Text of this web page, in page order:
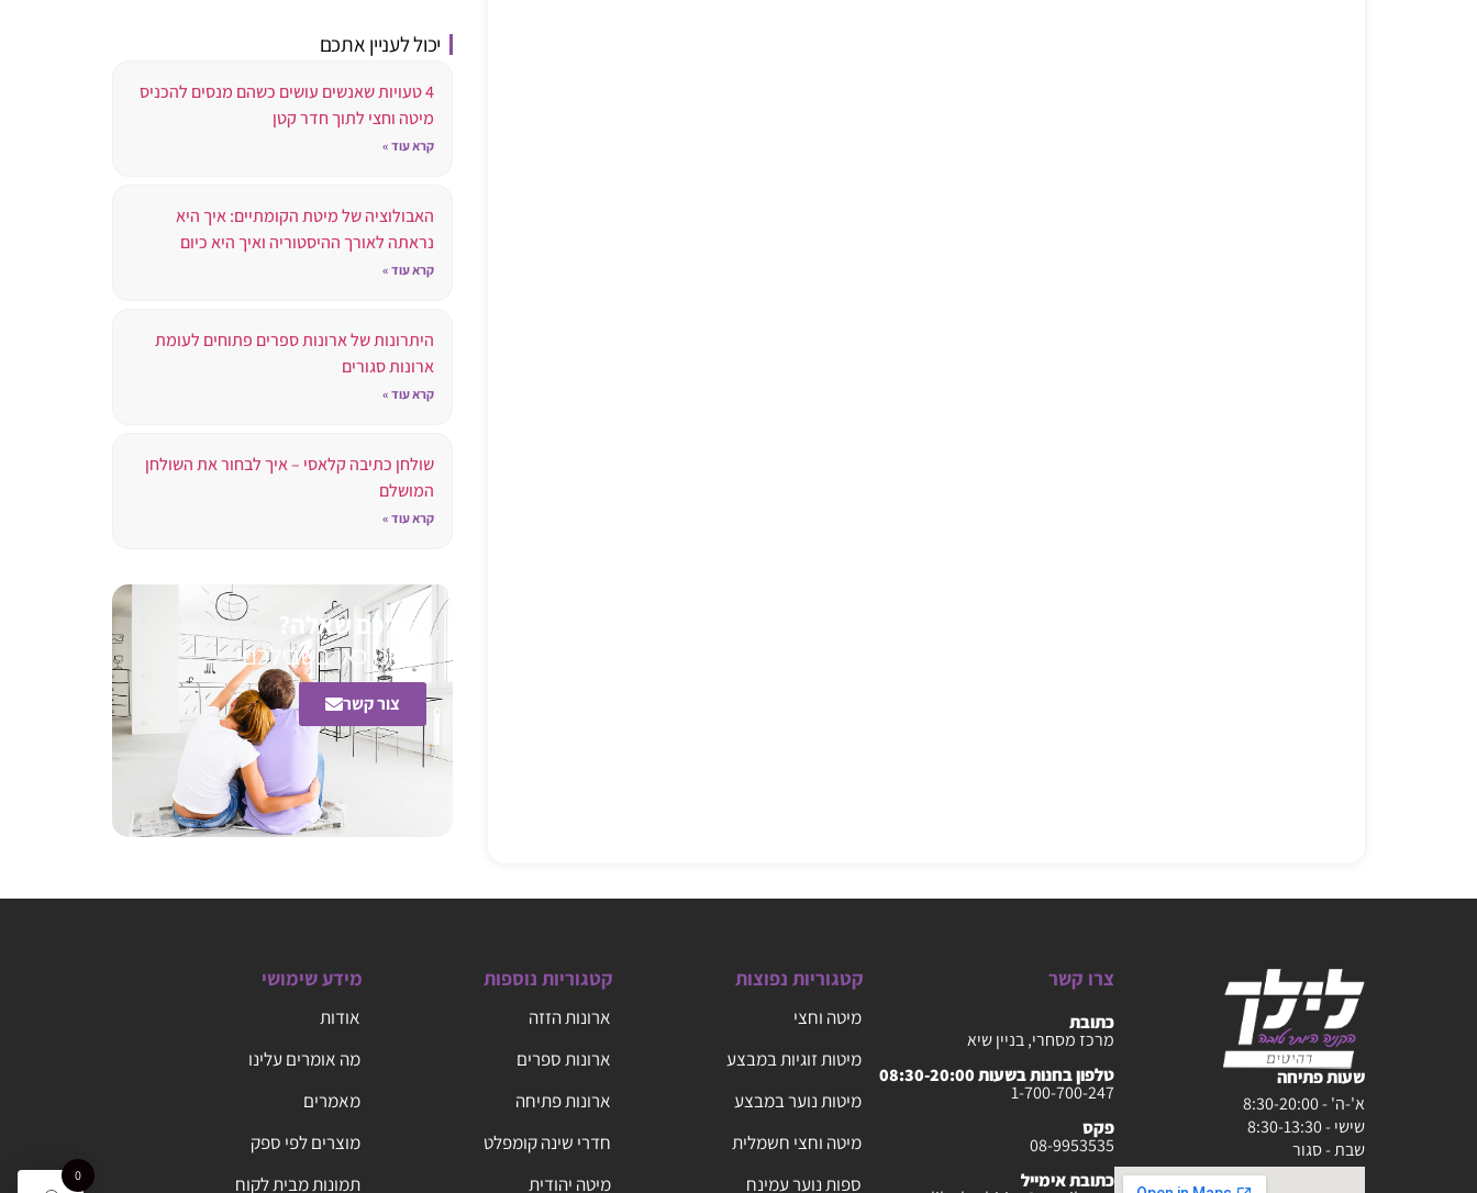
יכול לעניין אתכם
4 טעויות שאנשים עושים כשהם מנסים להכניס
מיטה וחצי לתוך חדר קטן
קרא עוד »
האבולוציה של מיטת הקומתיים: איך היא
נראתה לאורך ההיסטוריה ואיך היא כיום
קרא עוד »
היתרונות של ארונות ספרים פתוחים לעומת
ארונות סגורים
קרא עוד »
שולחן כתיבה קלאסי – איך לבחור את השולחן
המושלם
קרא עוד »
יש לכם שאלה?
אנחנו כאן בשבילכם!
צור קשר
שעות פתיחה
א'-ה' - 8:30-20:00
שישי - 8:30-13:30
שבת - סגור
צרו קשר
כתובת
מרכז מסחרי, בניין שיא
טלפון בחנות בשעות 08:30-20:00
1-700-700-247
פקס
08-9953535
כתובת אימייל
קטגוריות נפוצות
מיטה וחצי
מיטות זוגיות במבצע
מיטות נוער במבצע
מיטה וחצי חשמלית
ספות נוער עמינח
קטגוריות נוספות
ארונות הזזה
ארונות ספרים
ארונות פתיחה
חדרי שינה קומפלט
מיטה יהודית
מידע שימושי
אודות
מה אומרים עלינו
מאמרים
מוצרים לפי ספק
תמונות מבית לקוח
0